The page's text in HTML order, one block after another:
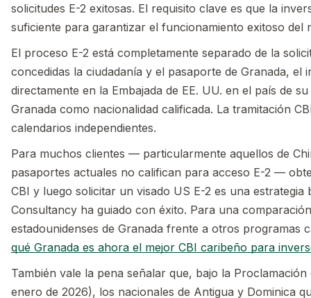
solicitudes E-2 exitosas. El requisito clave es que la
suficiente para garantizar el funcionamiento exitoso del
El proceso E-2 está completamente separado de la
concedidas la ciudadanía y el pasaporte de Granada, el
directamente en la Embajada de EE. UU. en el país de
Granada como nacionalidad calificada. La tramitación
calendarios independientes.
Para muchos clientes — particularmente aquellos de
pasaportes actuales no califican para acceso E-2 —
CBI y luego solicitar un visado US E-2 es una estrategia
Consultancy ha guiado con éxito. Para una
estadounidenses de Granada frente a otros programas
qué Granada es ahora el mejor CBI caribeño para
También vale la pena señalar que, bajo la
enero de 2026), los nacionales de Antigua y Dominica